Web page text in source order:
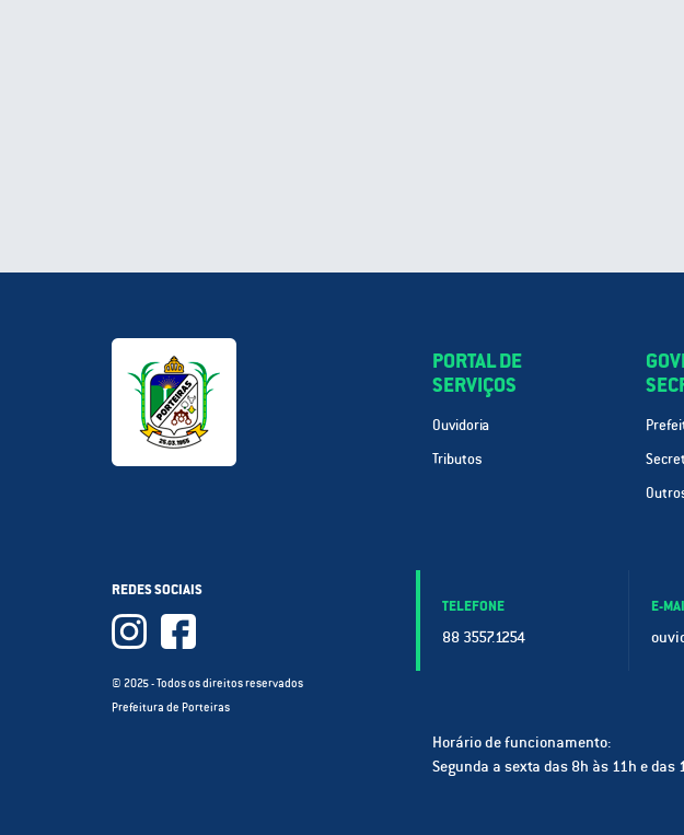
PORTAL DE
SERVIÇOS
Ouvidoria
Tributos
REDES SOCIAIS
© 2025 - Todos os direitos reservados
Prefeitura de Porteiras
TELEFONE
88 3557.1254
E-
Horário de funcionamento:
Segunda a sexta das 8h às 11h e das